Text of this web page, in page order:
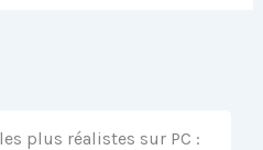
plus réalistes sur PC :